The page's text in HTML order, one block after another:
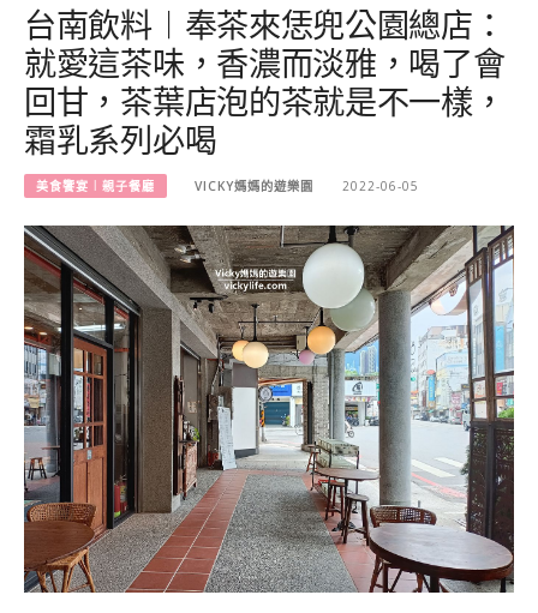
台南飲料︱奉茶來恁兜公園總店：
就愛這茶味，香濃而淡雅，喝了會
回甘，茶葉店泡的茶就是不一樣，
霜乳系列必喝
美食饗宴︱親子餐廳 VICKY媽媽的遊樂園 2022-06-05